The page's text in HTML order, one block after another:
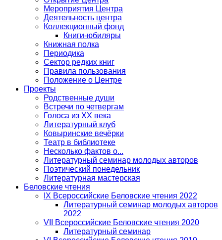
Мероприятия Центра
Деятельность центра
Коллекционный фонд
Книги-юбиляры
Книжная полка
Периодика
Сектор редких книг
Правила пользования
Положение о Центре
Проекты
Родственные души
Встречи по четвергам
Голоса из ХХ века
Литературный клуб
Ковыринские вечёрки
Театр в библиотеке
Несколько фактов о...
Литературный семинар молодых авторов
Поэтический понедельник
Литературная мастерская
Беловские чтения
IX Всероссийские Беловские чтения 2022
Литературный семинар молодых авторов
2022
VII Всероссийские Беловские чтения 2020
Литературный семинар